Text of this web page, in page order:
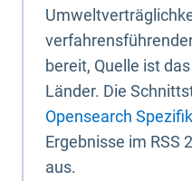
bereit, Quelle ist
Länder. Die
Opensearch
Ergebnisse im RSS
aus.